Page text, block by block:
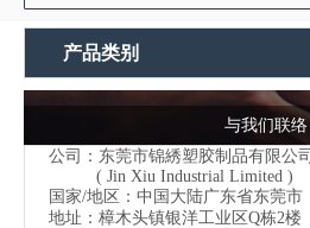
产品类别
与我们联络
公司：东莞市锦綉塑胶制品有限公司
( Jin Xiu Industrial Limited )
国家/地区：中国大陆广东省东莞市
地址：樟木头镇银洋工业区Q栋2楼